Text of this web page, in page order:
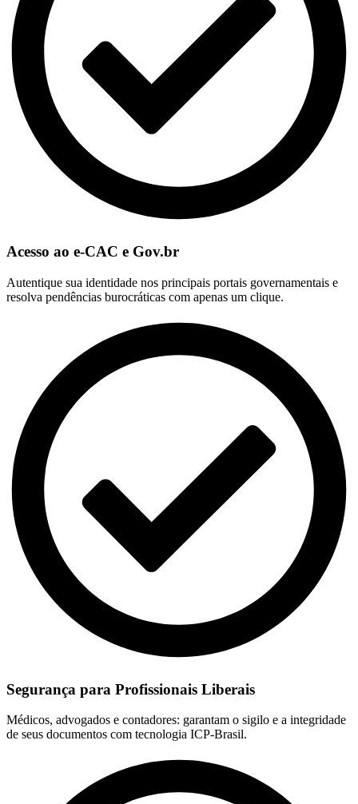
Acesso ao e-CAC e Gov.br
Autentique sua identidade nos principais portais governamentais e
resolva pendências burocráticas com apenas um clique.
Segurança para Profissionais Liberais
Médicos, advogados e contadores: garantam o sigilo e a integridade
de seus documentos com tecnologia ICP-Brasil.